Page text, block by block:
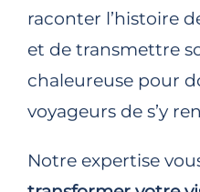
raconter l’histoire
et de transmettre
chaleureuse pour
voyageurs de s’y
Notre expertise